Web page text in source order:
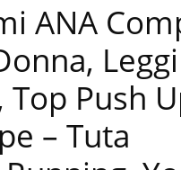
ANA
Top Push
– Tuta